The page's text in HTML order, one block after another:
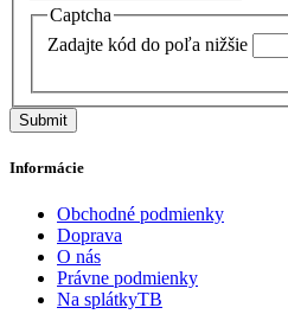
Captcha
Zadajte kód do poľa nižšie
Submit
Informácie
Obchodné podmienky
Doprava
O nás
Právne podmienky
Na splátkyTB